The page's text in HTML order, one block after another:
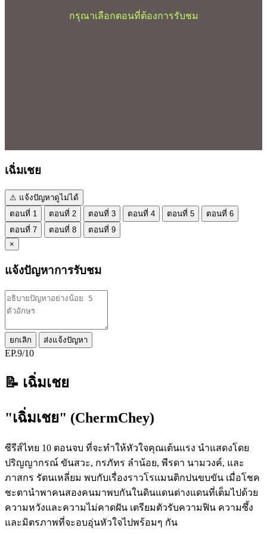
กรุณาเลือกตอนที่ต้องการรับชม
เฉิ่มเชย
⚠ แจ้งปัญหาดูไม่ได้
ตอนที่ 1
ตอนที่ 2 ตอนที่ 3 ตอนที่ 4 ตอนที่ 5
ตอนที่ 6
ตอนที่ 7
ตอนที่ 8
ตอนที่ 9
×
แจ้งปัญหาการรับชม
ยกเลิก ส่งแจ้งปัญหา
EP.9/10
📝 เฉิ่มเชย
"เฉิ่มเชย" (ChermChey)
ซีรีส์ไทย 10 ตอนจบ ที่จะทำให้หัวใจคุณเต้นแรง นำแสดงโดย
ปริญญากรณ์ ขันสวะ, กรภัทร ลำน้อย, พีรดา นามวงค์, และ
ภาสกร รัตนเหลี่ยม พบกับเรื่องราวโรแมนติกปนขบขัน เมื่อโชค
ชะตานำพาคนสองคนมาพบกันในดินแดนต่างแดนที่เต็มไปด้วย
ความหวังและความไม่คาดฝัน เตรียมตัวรับความฟิน ความซึ้ง
และมิตรภาพที่จะอบอุ่นหัวใจไปพร้อมๆ กัน